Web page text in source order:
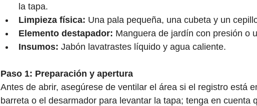
la tapa.
Limpieza física: Una pala pequeña, una cubeta y un
Elemento destapador: Manguera de jardín con presión o
Insumos: Jabón lavatrastes líquido y agua caliente.
Paso 1: Preparación y apertura
Antes de abrir, asegúrese de ventilar el área si el registro está
barreta o el desarmador para levantar la tapa; tenga en cuenta